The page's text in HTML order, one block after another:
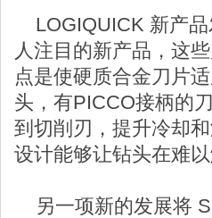
LOGIQUICK 新产品
人注目的新产品，这
点是使硬质合金刀片
头，有PICCO接柄的
到切削刃，提升冷却
设计能够让钻头在难
另一项新的发展将